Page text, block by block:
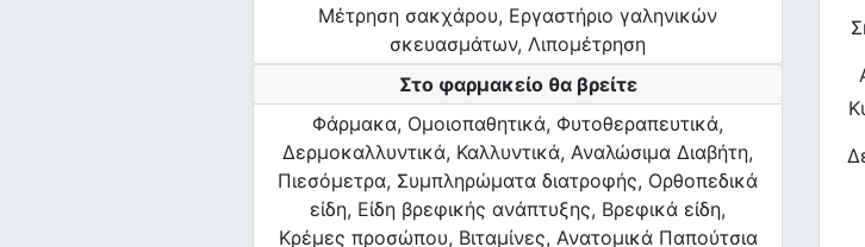
Μέτρηση σακχάρου, Εργαστήριο γαληνικών
σκευασμάτων, Λιπομέτρηση
Στο φαρμακείο θα βρείτε
Φάρμακα, Ομοιοπαθητικά, Φυτοθεραπευτικά,
Δερμοκαλλυντικά, Καλλυντικά, Αναλώσιμα Διαβήτη,
Πιεσόμετρα, Συμπληρώματα διατροφής, Ορθοπεδικά
είδη, Είδη βρεφικής ανάπτυξης, Βρεφικά είδη,
Κρέμες προσώπου, Βιταμίνες, Ανατομικά Παπούτσια